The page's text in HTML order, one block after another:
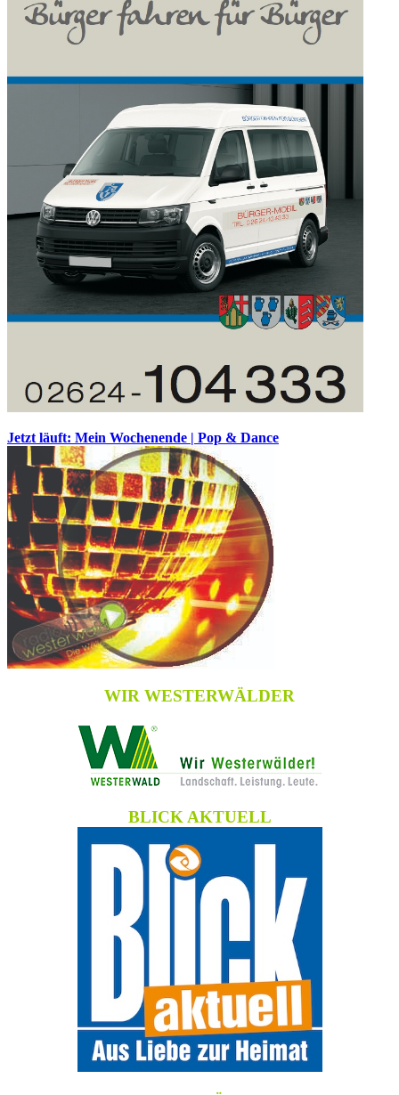
Jetzt läuft: Mein Wochenende | Pop & Dance
WIR WESTERWÄLDER
BLICK AKTUELL